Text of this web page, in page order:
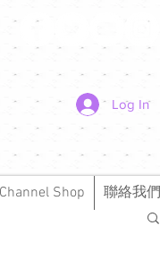
Log In
Channel Shop 聯絡我們